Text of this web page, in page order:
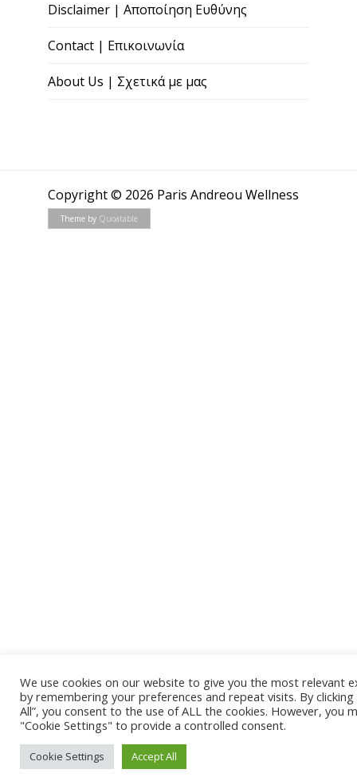
Disclaimer | Αποποίηση Ευθύνης
Contact | Επικοινωνία
About Us | Σχετικά με μας
Copyright © 2026 Paris Andreou Wellness
Theme by Quoatable
We use cookies on our website to give you the most relevant
by remembering your preferences and repeat visits. By clicking
All”, you consent to the use of ALL the cookies. However, you
"Cookie Settings" to provide a controlled consent.
Cookie Settings Accept All